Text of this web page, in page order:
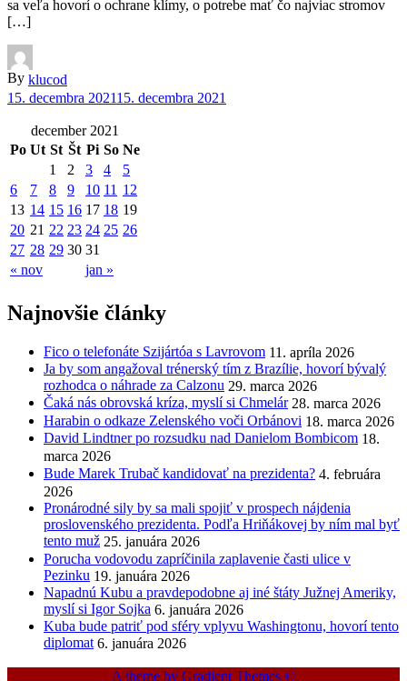
sa veľa hovorí o ochrane klímy, o potrebe mať čo najviac stromov
[…]
By klucod
15. decembra 202115. decembra 2021
december 2021
Po Ut St Št Pi So Ne
« nov jan »
1 2 3 4
5
6
7 8 9 10 11 12
13 14 15 16 17 18 19
20 21 22 23 24 25 26
27 28 29 30 31
Najnovšie články
Fico o telefonáte Szijártóa s Lavrovom 11. apríla 2026
Ja by som angažoval trénerský tím z Brazílie, hovorí bývalý
rozhodca o náhrade za Calzonu 29. marca 2026
Čaká nás obrovská kríza, myslí si Chmelár 28. marca 2026
Harabin o odkaze Zelenského voči Orbánovi 18. marca 2026
David Lindtner po rozsudku nad Danielom Bombicom 18.
marca 2026
Bude Marek Trubač kandidovať na prezidenta? 4. februára
2026
Pronárodné sily by sa mali spojiť v prospech nájdenia
proslovenského prezidenta. Podľa Hriňákovej by ním mal byť
tento muž 25. januára 2026
Porucha vodovodu zapríčinila zaplavenie časti ulice v
Pezinku 19. januára 2026
Napadnú Kubu a pravdepodobne aj iné štáty Južnej Ameriky,
myslí si Igor Sojka 6. januára 2026
Kuba bude patriť pod sféry vplyvu Washingtonu, hovorí tento
diplomat 6. januára 2026
A theme by Gradient Themes ©